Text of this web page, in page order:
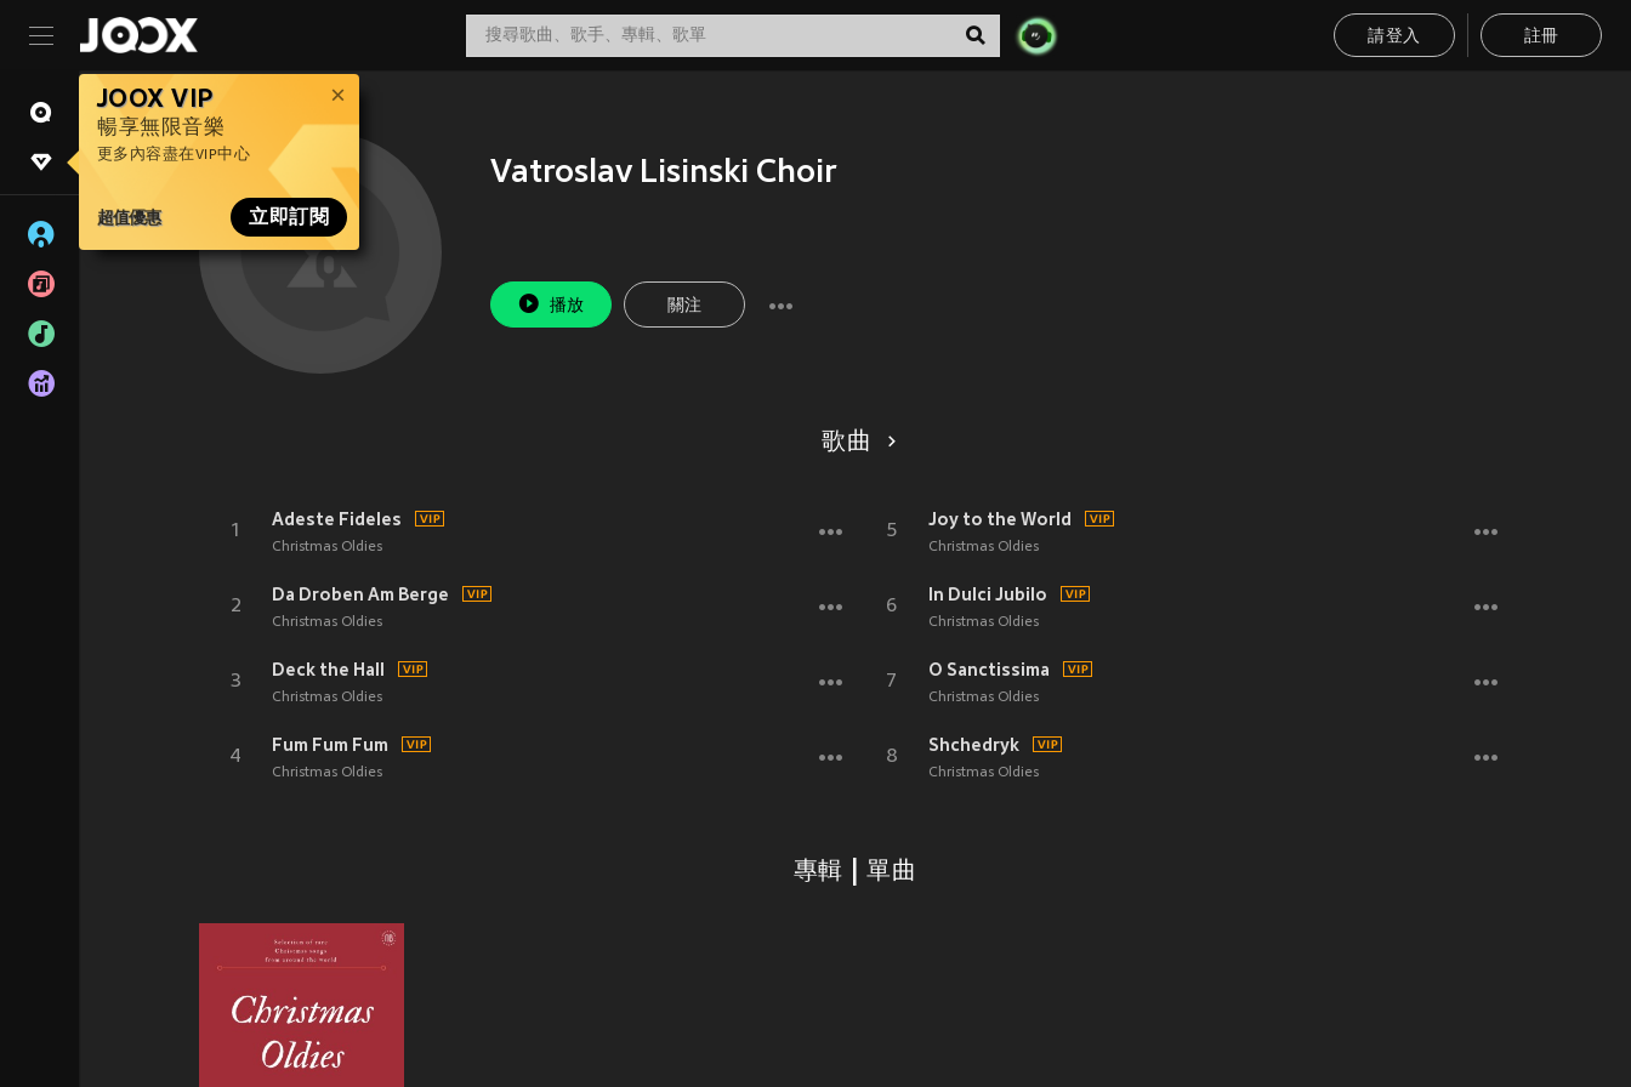
請登入 註冊
JOOX VIP
暢享無限音樂
更多內容盡在VIP中心
超值優惠 立即訂閱
Vatroslav Lisinski Choir
播放 關注
歌曲
1
Adeste Fideles
Christmas Oldies
2
Da Droben Am Berge
Christmas Oldies
3
Deck the Hall
Christmas Oldies
4
Fum Fum Fum
Christmas Oldies
5
Joy to the World
Christmas Oldies
6
In Dulci Jubilo
Christmas Oldies
7
O Sanctissima
Christmas Oldies
8
Shchedryk
Christmas Oldies
專輯 | 單曲